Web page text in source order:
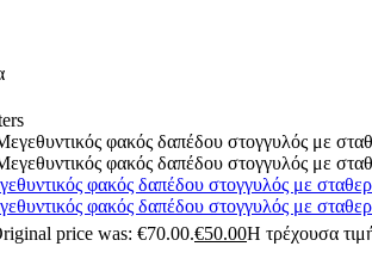
φακός δαπέδου στογγυλός με
φακός δαπέδου στογγυλός με
price was: €70.00.€50.00Η τρέχουσα